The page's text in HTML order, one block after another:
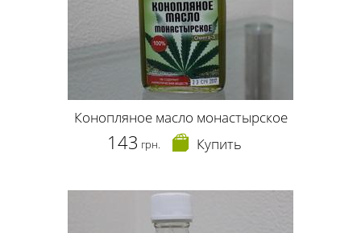
Конопляное масло монастырское
143 грн. Купить